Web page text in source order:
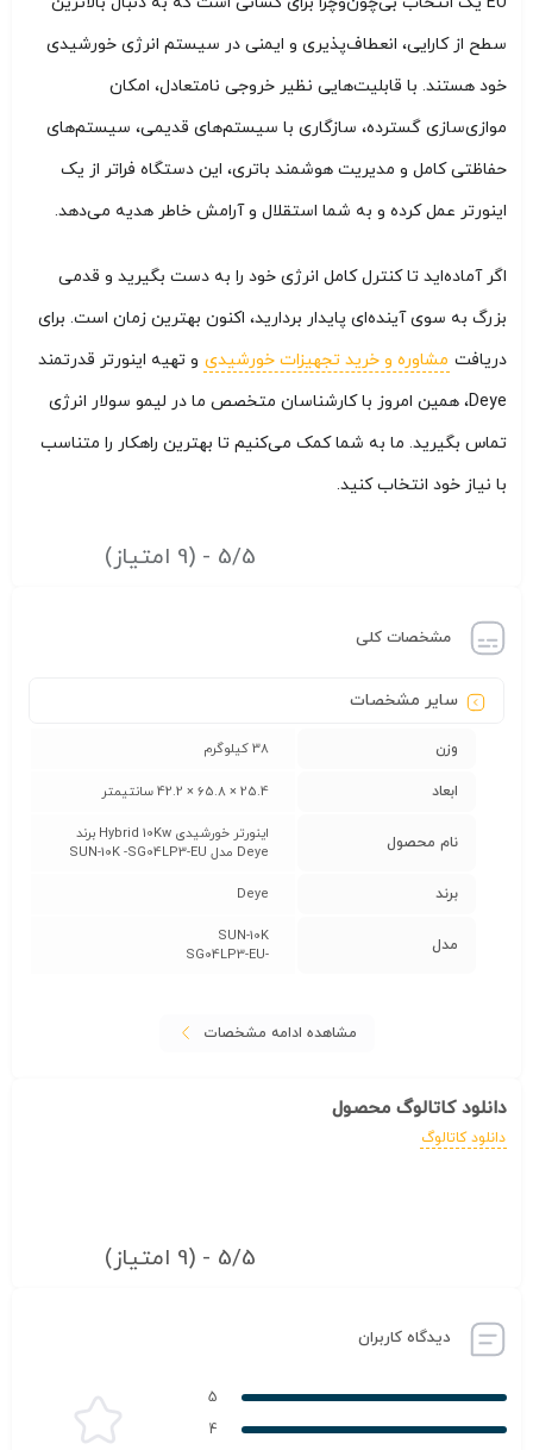
سطح از کارایی، انعطاف‌پذیری و ایمنی در سیستم انرژی خورشیدی
خود هستند. با قابلیت‌هایی نظیر خروجی نامتعادل، امکان
موازی‌سازی گسترده، سازگاری با سیستم‌های قدیمی، سیستم‌های
حفاظتی کامل و مدیریت هوشمند باتری، این دستگاه فراتر از یک
اینورتر عمل کرده و به شما استقلال و آرامش خاطر هدیه می‌دهد.
اگر آماده‌اید تا کنترل کامل انرژی خود را به دست بگیرید و قدمی
بزرگ به سوی آینده‌ای پایدار بردارید، اکنون بهترین زمان است. برای
دریافت مشاوره و خرید تجهیزات خورشیدی و تهیه اینورتر قدرتمند
Deye، همین امروز با کارشناسان متخصص ما در لیمو سولار انرژی
تماس بگیرید. ما به شما کمک می‌کنیم تا بهترین راهکار را متناسب
با نیاز خود انتخاب کنید.
5/5 - (9 امتیاز)
مشخصات کلی
سایر مشخصات
وزن 38 کیلوگرم
ابعاد 25.4 × 65.8 × 42.2 سانتیمتر
نام محصول
اینورتر خورشیدی Hybrid 10Kw برند
Deye مدل SUN-10K -SG04LP3-EU
برند Deye
مدل
SUN-10K
-SG04LP3-EU
مشاهده ادامه مشخصات
دانلود کاتالوگ محصول
دانلود کاتالوگ
5/5 - (9 امتیاز)
دیدگاه کاربران
5
4